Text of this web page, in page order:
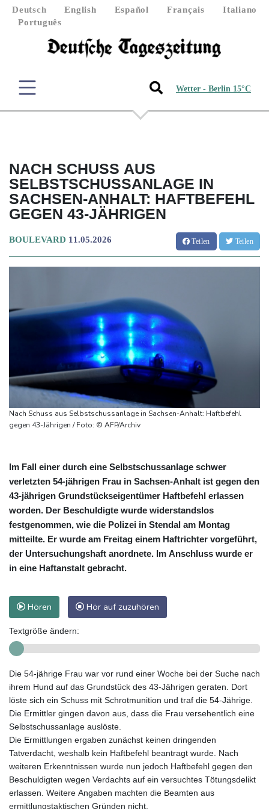
Deutsch English Español Français
Italiano
Português
Wetter - Berlin 15°C
NACH SCHUSS AUS
SELBSTSCHUSSANLAGE IN
SACHSEN-ANHALT: HAFTBEFEHL
GEGEN 43-JÄHRIGEN
BOULEVARD 11.05.2026 Teilen Teilen
Nach Schuss aus Selbstschussanlage in Sachsen-Anhalt: Haftbefehl
gegen 43-Jährigen / Foto: © AFP/Archiv
Im Fall einer durch eine Selbstschussanlage schwer
verletzten 54-jährigen Frau in Sachsen-Anhalt ist gegen den
43-jährigen Grundstückseigentümer Haftbefehl erlassen
worden. Der Beschuldigte wurde widerstandslos
festgenommen, wie die Polizei in Stendal am Montag
mitteilte. Er wurde am Freitag einem Haftrichter vorgeführt,
der Untersuchungshaft anordnete. Im Anschluss wurde er
in eine Haftanstalt gebracht.
Hören Hör auf zuzuhören
Textgröße ändern:
Die 54-jährige Frau war vor rund einer Woche bei der Suche nach
ihrem Hund auf das Grundstück des 43-Jährigen geraten. Dort
löste sich ein Schuss mit Schrotmunition und traf die 54-Jährige.
Die Ermittler gingen davon aus, dass die Frau versehentlich eine
Selbstschussanlage auslöste.
Die Ermittlungen ergaben zunächst keinen dringenden
Tatverdacht, weshalb kein Haftbefehl beantragt wurde. Nach
weiteren Erkenntnissen wurde nun jedoch Haftbefehl gegen den
Beschuldigten wegen Verdachts auf ein versuchtes Tötungsdelikt
erlassen. Weitere Angaben machten die Beamten aus
ermittlungstaktischen Gründen nicht.